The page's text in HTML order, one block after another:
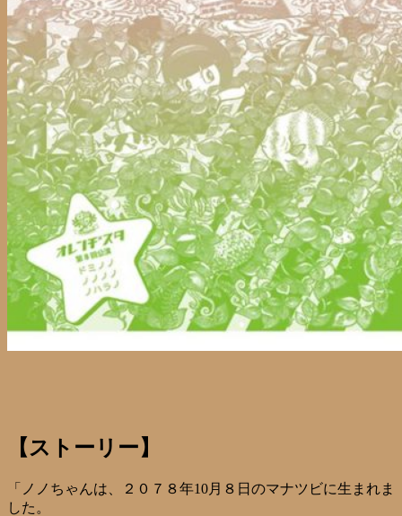
【ストーリー】
「ノノちゃんは、２０７８年10月８日のマナツビに生まれま
した。